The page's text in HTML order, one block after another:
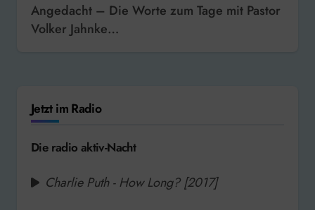
Angedacht – Die Worte zum Tage mit Pastor
Volker Jahnke…
Jetzt im Radio
Die radio aktiv-Nacht
Charlie Puth - How Long? [2017]